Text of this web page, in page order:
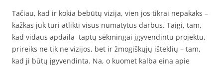
Tačiau, kad ir kokia bebūtų vizija, vien jos tikrai nepakaks –
kažkas juk turi atlikti visus numatytus darbus. Taigi, tam,
kad vidaus apdaila taptų sėkmingai įgyvendintu projektu,
prireiks ne tik ne vizijos, bet ir žmogiškųjų išteklių – tam,
kad ji būtų įgyvendinta. Na, o kuomet kalba eina apie